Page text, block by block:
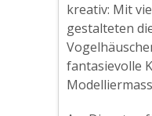
kreativ: Mit
gestalteten
fantasievolle